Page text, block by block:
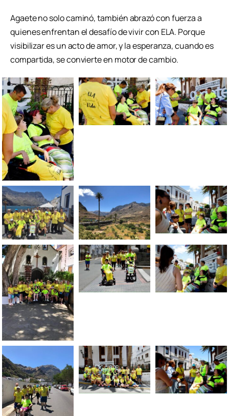
Agaete no solo caminó, también abrazó con fuerza a
quienes enfrentan el desafío de vivir con ELA. Porque
visibilizar es un acto de amor, y la esperanza, cuando es
compartida, se convierte en motor de cambio.